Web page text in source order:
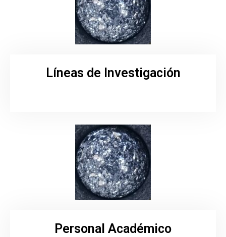
Líneas de Investigación
Personal Académico